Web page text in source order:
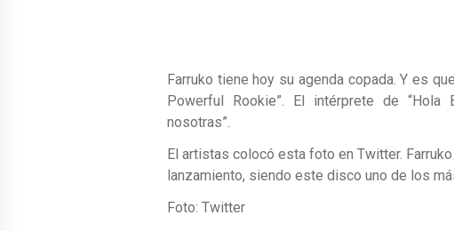
Farruko tiene hoy su agenda copada. Y es
Powerful Rookie”. El intérprete de “Hola
nosotras”.
El artistas colocó esta foto en Twitter.
lanzamiento, siendo este disco uno de los
Foto: Twitter